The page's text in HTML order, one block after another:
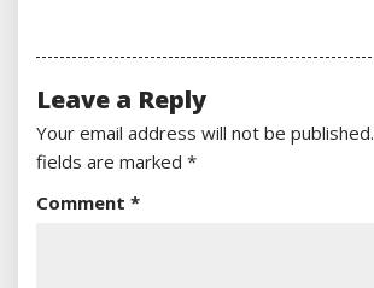
Leave a Reply
Your email address will not be published.
fields are marked *
Comment *